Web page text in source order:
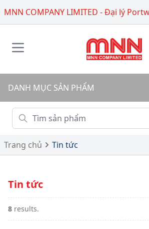
MNN COMPANY LIMITED - Đại lý
DANH MỤC SẢN PHẨM
Trang chủ Tin tức
Tin tức
8 results.